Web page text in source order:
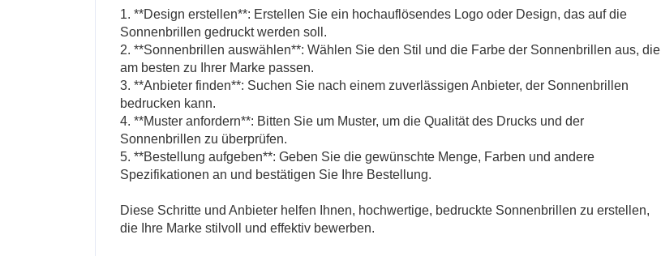
1. **Design erstellen**: Erstellen Sie ein hochauflösendes Logo oder Design, das auf die
Sonnenbrillen gedruckt werden soll.
2. **Sonnenbrillen auswählen**: Wählen Sie den Stil und die Farbe der Sonnenbrillen aus, die
am besten zu Ihrer Marke passen.
3. **Anbieter finden**: Suchen Sie nach einem zuverlässigen Anbieter, der Sonnenbrillen
bedrucken kann.
4. **Muster anfordern**: Bitten Sie um Muster, um die Qualität des Drucks und der
Sonnenbrillen zu überprüfen.
5. **Bestellung aufgeben**: Geben Sie die gewünschte Menge, Farben und andere
Spezifikationen an und bestätigen Sie Ihre Bestellung.
Diese Schritte und Anbieter helfen Ihnen, hochwertige, bedruckte Sonnenbrillen zu erstellen,
die Ihre Marke stilvoll und effektiv bewerben.